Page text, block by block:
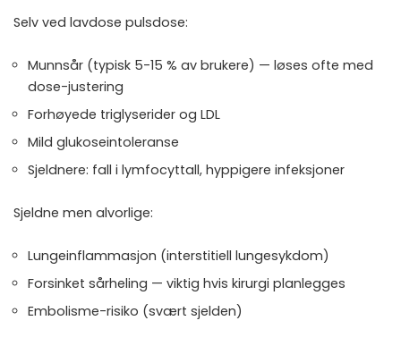
Selv ved lavdose pulsdose:
Munnsår (typisk 5-15 % av brukere) — løses ofte med
dose-justering
Forhøyede triglyserider og LDL
Mild glukoseintoleranse
Sjeldnere: fall i lymfocyttall, hyppigere infeksjoner
Sjeldne men alvorlige:
Lungeinflammasjon (interstitiell lungesykdom)
Forsinket sårheling — viktig hvis kirurgi planlegges
Embolisme-risiko (svært sjelden)